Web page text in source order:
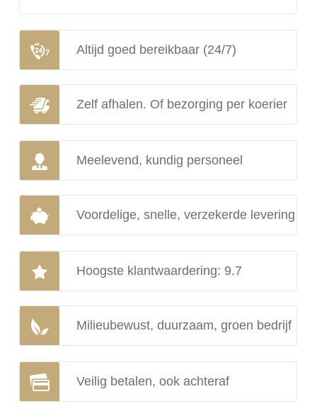
Altijd goed bereikbaar (24/7)
Zelf afhalen. Of bezorging per koerier
Meelevend, kundig personeel
Voordelige, snelle, verzekerde levering
Hoogste klantwaardering: 9.7
Milieubewust, duurzaam, groen bedrijf
Veilig betalen, ook achteraf